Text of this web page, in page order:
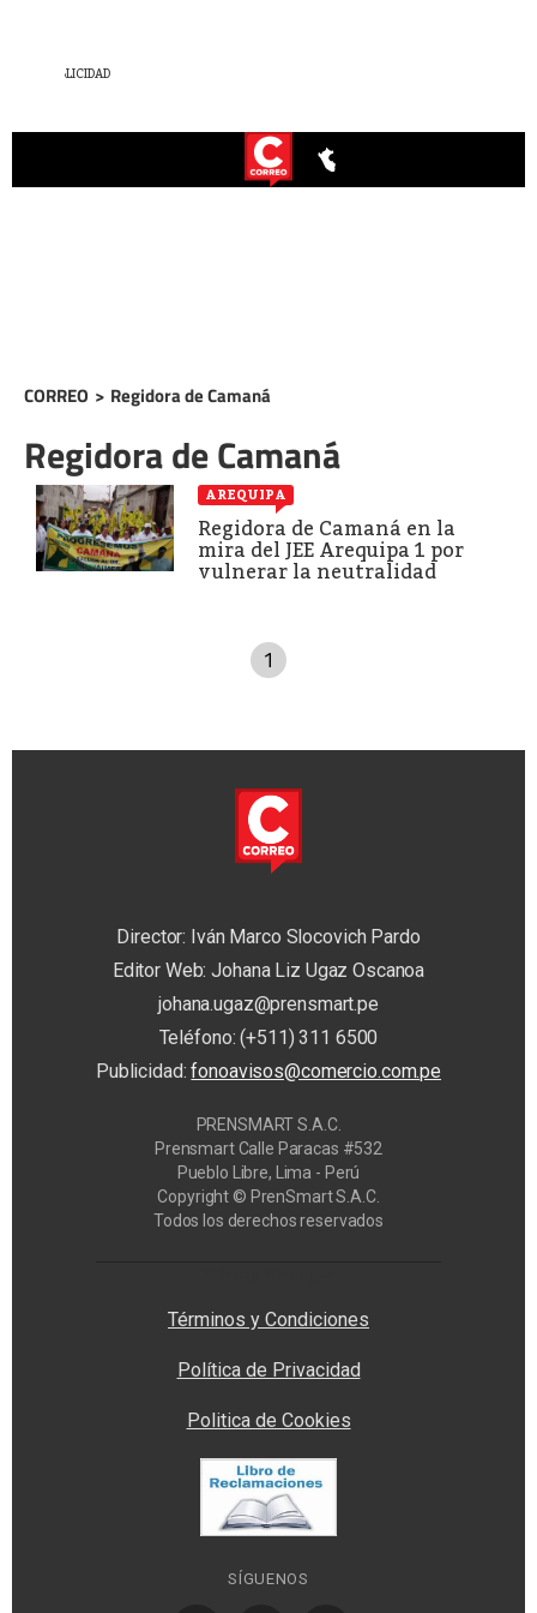
CORREO > Regidora de Camaná
Regidora de Camaná
AREQUIPA
Regidora de Camaná en la
mira del JEE Arequipa 1 por
vulnerar la neutralidad
1
Director: Iván Marco Slocovich Pardo
Editor Web: Johana Liz Ugaz Oscanoa
johana.ugaz@prensmart.pe
Teléfono: (+511) 311 6500
Publicidad:fonoavisos@comercio.com.pe
PRENSMART S.A.C.
Prensmart Calle Paracas #532
Pueblo Libre, Lima - Perú
Copyright © PrenSmart S.A.C.
Todos los derechos reservados
Términos y Condiciones
Política de Privacidad
Politica de Cookies
SÍGUENOS